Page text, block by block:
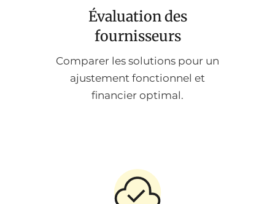
Évaluation des
fournisseurs
Comparer les solutions pour un
ajustement fonctionnel et
financier optimal.